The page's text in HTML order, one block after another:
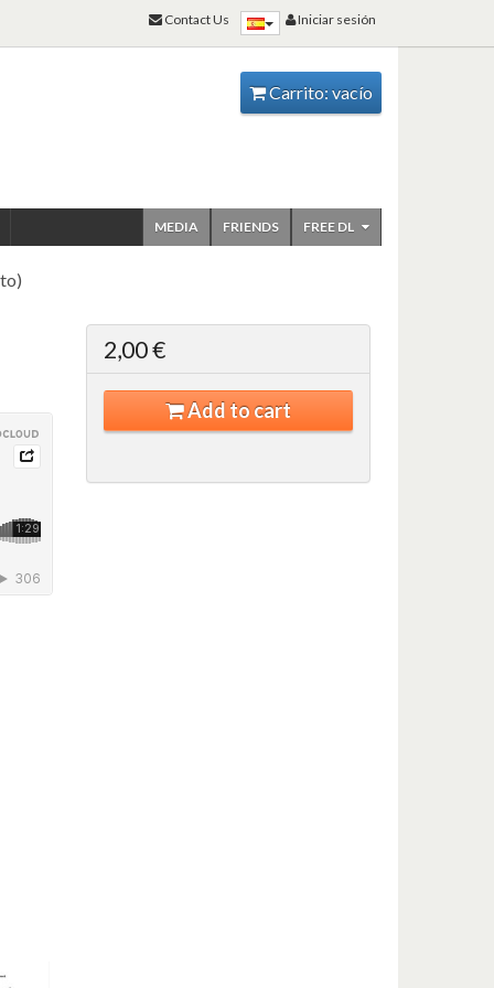
Carrito: vacío
FREE DL
FRIENDS
MEDIA
2,00 €
Add to cart
Iniciar sesión
Contact Us